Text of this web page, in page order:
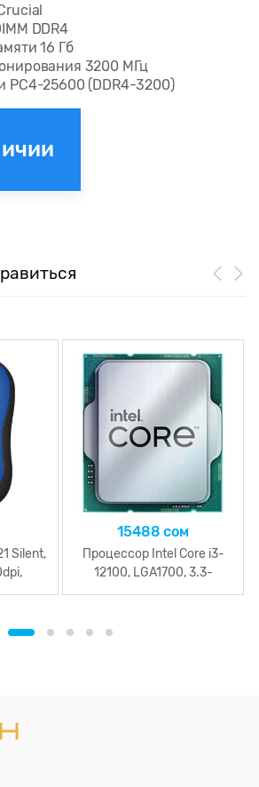
DDR4
16 Гб
3200 МГц
PC4-25600 (DDR4-3200)
Silent,
Grey
15488 сом
Процессор Intel Core i3-
12100, LGA1700, 3.3-
4.3GHz, 12MB Cache L3,
Cores + 8 Threads, Tray,